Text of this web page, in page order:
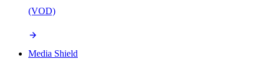
(VOD)
Media Shield